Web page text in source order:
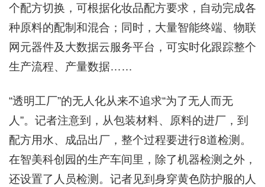
个配方切换，可根据化妆品配方要求，自动完成各
种原料的配制和混合；同时，大量智能终端、物联
网元器件及大数据云服务平台，可实时化跟踪整个
生产流程、产量数据……
“透明工厂”的无人化从来不追求“为了无人而无
人”。记者注意到，从包装材料、原料的进厂，到
配方用水、成品出厂，整个过程要进行8道检测。
在智美科创园的生产车间里，除了机器检测之外，
还设置了人员检测。记者见到身穿黄色防护服的人